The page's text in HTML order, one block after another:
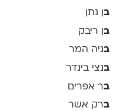
בן נתן
בן ריבק
בניה המר
בנצי בינדר
בר אפרים
ברק אשר